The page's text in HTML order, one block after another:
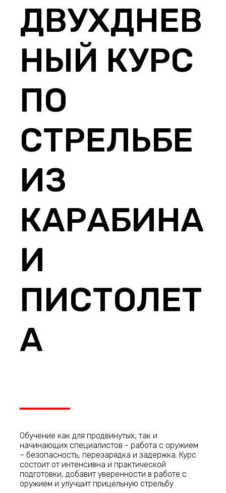
ДВУХДНЕВ
НЫЙ КУРС
ПО
СТРЕЛЬБЕ
ИЗ
КАРАБИНА
И
ПИСТОЛЕТ
А
Обучение как для продвинутых, так и
начинающих специалистов - работа с оружием
– безопасность, перезарядка и задержка. Курс
состоит от интенсивна и практической
подготовки, добавит уверенности в работе с
оружием и улучшит прицельную стрельбу